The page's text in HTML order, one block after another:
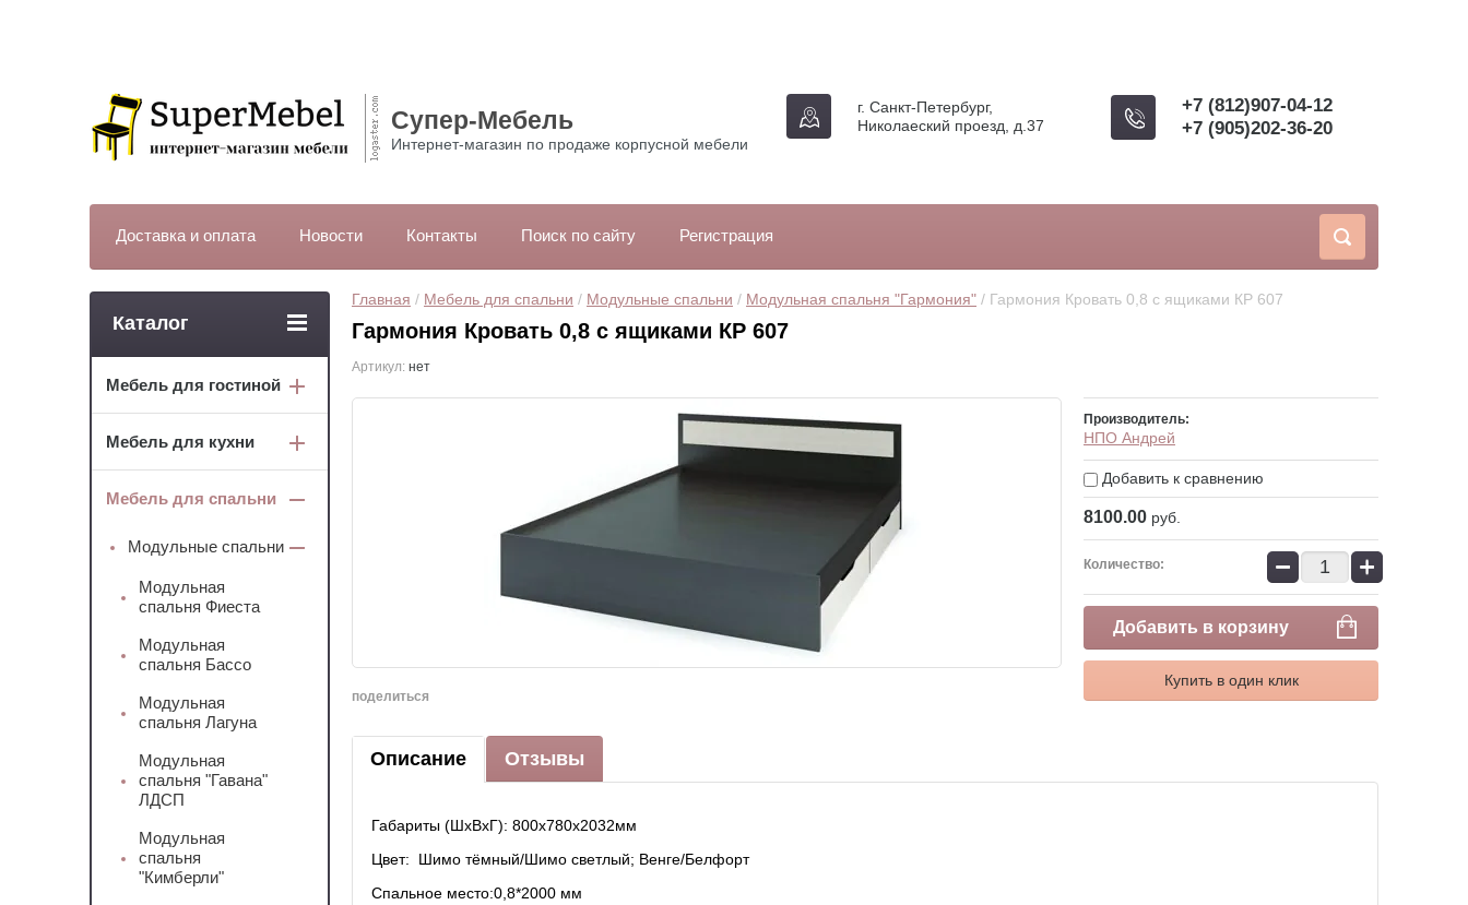
Супер-Мебель
Интернет-магазин по продаже корпусной мебели
+7 (812)907-04-12
+7 (905)202-36-20
г. Санкт-Петербург,
Николаеский проезд, д.37
Доставка и оплата Новости Контакты Поиск по сайту Регистрация
Главная / Мебель для спальни / Модульные спальни / Модульная спальня "Гармония" / Гармония Кровать 0,8 с ящиками КР 607
Гармония Кровать 0,8 с ящиками КР 607
Артикул: нет
поделиться
Производитель:
НПО Андрей
Добавить к сравнению
8100.00 руб.
Количество: − +
Добавить в корзину
Купить в один клик
Описание Отзывы
Габариты (ШхВхГ): 800х780х2032мм
Цвет: Шимо тёмный/Шимо светлый; Венге/Белфорт
Спальное место:0,8*2000 мм
Каталог
Мебель для гостиной
Мебель для кухни
Мебель для спальни
Модульные спальни
Модульная
спальня Фиеста
Модульная
спальня Бассо
Модульная
спальня Лагуна
Модульная
спальня "Гавана"
ЛДСП
Модульная
спальня
"Кимберли"